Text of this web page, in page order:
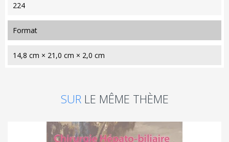
224
format
14,8 cm × 21,0 cm × 2,0 cm
SUR LE MÊME THÈME